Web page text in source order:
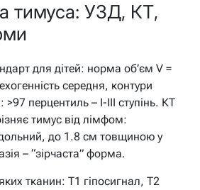
тимуса: УЗД, КТ,
для дітей: норма об’єм V =
середня, контури
>97 перцентиль – I-III ступінь. КТ
тимус від лімфом:
до 1.8 см товщиною у
– “зірчаста” форма.
тканин: T1 гіпосигнал, T2